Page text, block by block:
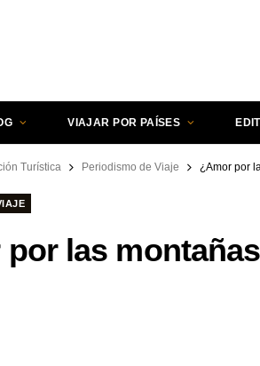
VIAJAR POR PAÍSES
Turística Periodismo de Viaje ¿Amor por
las